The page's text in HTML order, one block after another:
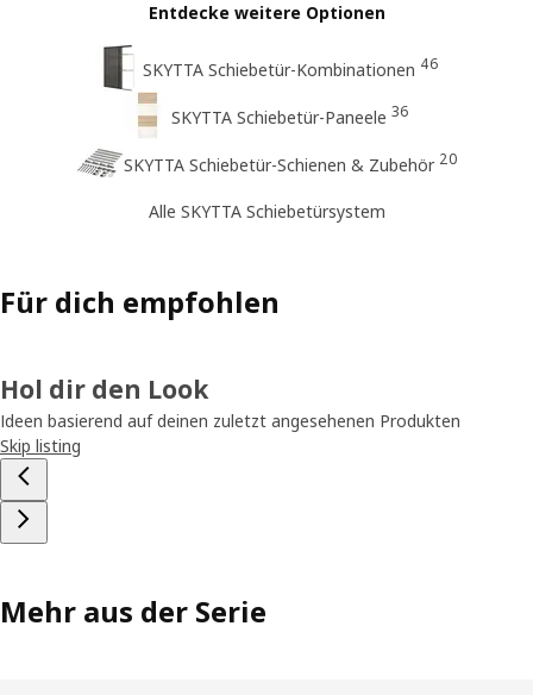
Entdecke weitere Optionen
SKYTTA Schiebetür-Kombinationen 46
SKYTTA Schiebetür-Paneele 36
SKYTTA Schiebetür-Schienen & Zubehör 20
Alle SKYTTA Schiebetürsystem
Für dich empfohlen
Hol dir den Look
Ideen basierend auf deinen zuletzt angesehenen Produkten
Skip listing
Mehr aus der Serie